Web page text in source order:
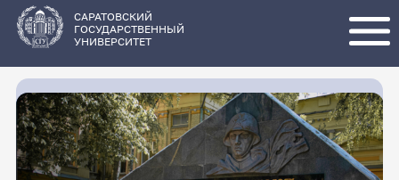
основному
содержанию
САРАТОВСКИЙ
ГОСУДАРСТВЕННЫЙ
УНИВЕРСИТЕТ